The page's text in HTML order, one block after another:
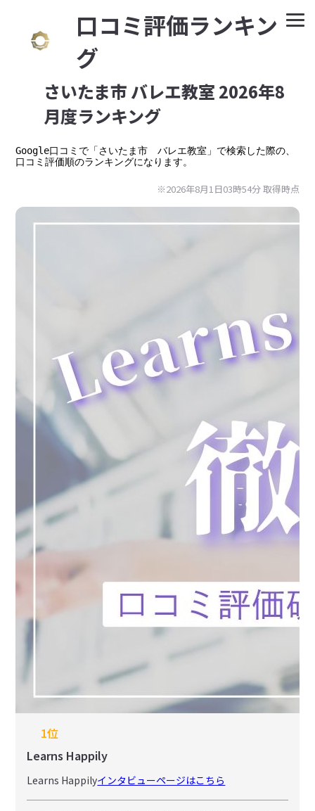
⼝コミ評価ランキン
グ
さいたま市 バレエ教室 2026年8
月度ランキング
Google⼝コミで「さいたま市　バレエ教室」で検索した際の、
口コミ評価順のランキングになります。
※2026年8月1日03時54分 取得時点
1位
Learns Happily
Learns Happilyインタビューページはこちら